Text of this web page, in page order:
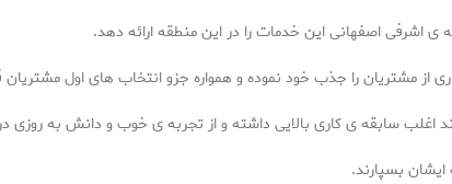
اصفهانی این خدمات را در این منطقه ارائه دهد.
مشتریان را جذب خود نموده و همواره جزو انتخاب های اول مشتریان
اغلب سابقه ی کاری بالایی داشته و از تجربه ی خوب و دانش به روزی
ایشان بسپارند.